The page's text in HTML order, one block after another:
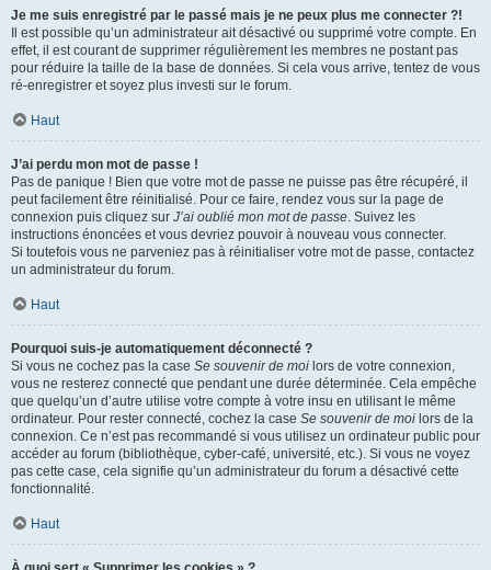
Je me suis enregistré par le passé mais je ne peux plus me connecter ?!
Il est possible qu’un administrateur ait désactivé ou supprimé votre compte. En
effet, il est courant de supprimer régulièrement les membres ne postant pas
pour réduire la taille de la base de données. Si cela vous arrive, tentez de vous
ré-enregistrer et soyez plus investi sur le forum.
Haut
J’ai perdu mon mot de passe !
Pas de panique ! Bien que votre mot de passe ne puisse pas être récupéré, il
peut facilement être réinitialisé. Pour ce faire, rendez vous sur la page de
connexion puis cliquez sur J’ai oublié mon mot de passe. Suivez les
instructions énoncées et vous devriez pouvoir à nouveau vous connecter.
Si toutefois vous ne parveniez pas à réinitialiser votre mot de passe, contactez
un administrateur du forum.
Haut
Pourquoi suis-je automatiquement déconnecté ?
Si vous ne cochez pas la case Se souvenir de moi lors de votre connexion,
vous ne resterez connecté que pendant une durée déterminée. Cela empêche
que quelqu’un d’autre utilise votre compte à votre insu en utilisant le même
ordinateur. Pour rester connecté, cochez la case Se souvenir de moi lors de la
connexion. Ce n’est pas recommandé si vous utilisez un ordinateur public pour
accéder au forum (bibliothèque, cyber-café, université, etc.). Si vous ne voyez
pas cette case, cela signifie qu’un administrateur du forum a désactivé cette
fonctionnalité.
Haut